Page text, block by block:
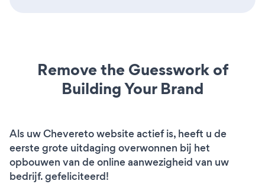
Remove the Guesswork of
Building Your Brand
Als uw Chevereto website actief is, heeft u de
eerste grote uitdaging overwonnen bij het
opbouwen van de online aanwezigheid van uw
bedrijf. gefeliciteerd!